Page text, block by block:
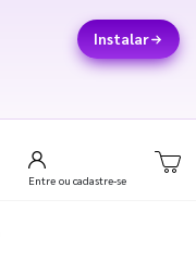
Instalar
Entre ou cadastre-se